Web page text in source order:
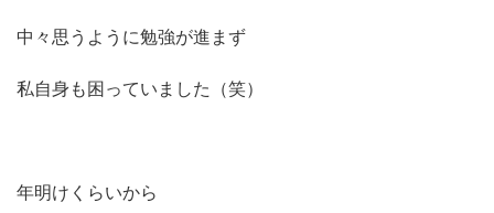
中々思うように勉強が進まず
私自身も困っていました（笑）
年明けくらいから